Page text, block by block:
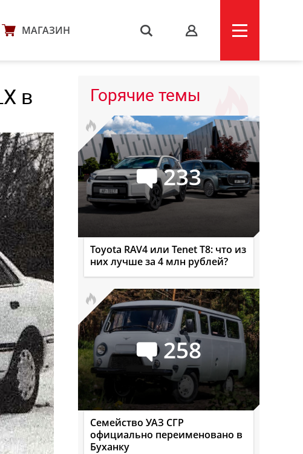
МАГАЗИН s
в Горячие темы
233
Toyota RAV4 или Tenet T8: что из
них лучше за 4 млн рублей?
258
Семейство УАЗ СГР
официально переименовано в
Буханку